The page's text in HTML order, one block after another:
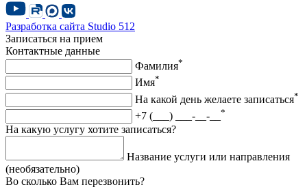
Разработка сайта Studio 512
Записаться на прием
Контактные данные
Фамилия*
Имя*
На какой день желаете записаться*
+7 (___) ___-__-__ *
На какую услугу хотите записаться?
Название услуги или направления
(необязательно)
Во сколько Вам перезвонить?